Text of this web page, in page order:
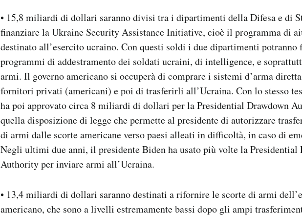
• 15,8 miliardi di dollari saranno divisi tra i dipartimenti della Difesa e di
finanziare la Ukraine Security Assistance Initiative, cioè il programma di
destinato all’esercito ucraino. Con questi soldi i due dipartimenti potranno
programmi di addestramento dei soldati ucraini, di intelligence, e
armi. Il governo americano si occuperà di comprare i sistemi d’arma
fornitori privati (americani) e poi di trasferirli all’Ucraina. Con lo stesso
ha poi approvato circa 8 miliardi di dollari per la Presidential Drawdown
quella disposizione di legge che permette al presidente di autorizzare
di armi dalle scorte americane verso paesi alleati in difficoltà, in caso di
Negli ultimi due anni, il presidente Biden ha usato più volte la Presidential
Authority per inviare armi all’Ucraina.
• 13,4 miliardi di dollari saranno destinati a rifornire le scorte di armi
americano, che sono a livelli estremamente bassi dopo gli ampi